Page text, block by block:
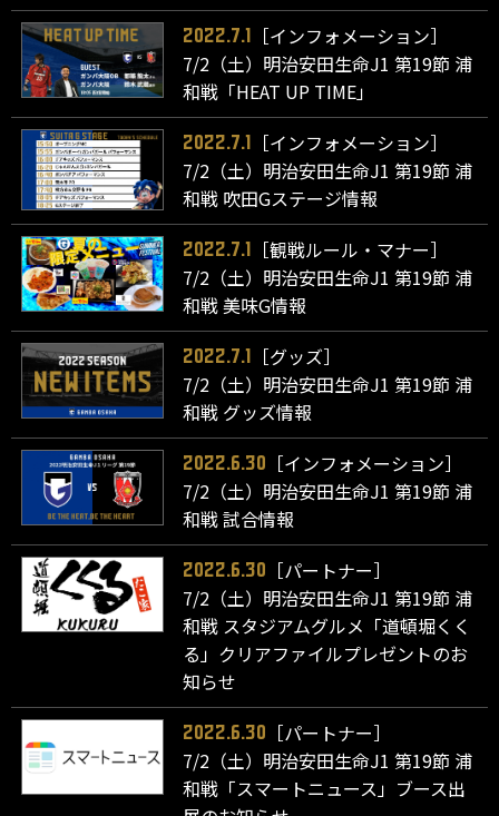
2022.7.1
［インフォメーション］
7/2（土）明治安田生命J1 第19節 浦
和戦「HEAT UP TIME」
2022.7.1
［インフォメーション］
7/2（土）明治安田生命J1 第19節 浦
和戦 吹田Gステージ情報
2022.7.1
［観戦ルール・マナー］
7/2（土）明治安田生命J1 第19節 浦
和戦 美味G情報
2022.7.1
［グッズ］
7/2（土）明治安田生命J1 第19節 浦
和戦 グッズ情報
2022.6.30
［インフォメーション］
7/2（土）明治安田生命J1 第19節 浦
和戦 試合情報
2022.6.30
［パートナー］
7/2（土）明治安田生命J1 第19節 浦
和戦 スタジアムグルメ「道頓堀くく
る」クリアファイルプレゼントのお
知らせ
2022.6.30
［パートナー］
7/2（土）明治安田生命J1 第19節 浦
和戦「スマートニュース」ブース出